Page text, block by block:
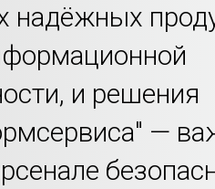
надёжных
и решения
—